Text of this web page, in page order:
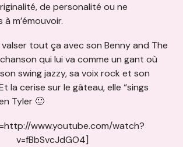
de personalité ou ne
m’émouvoir.
tout ça avec son Benny and The
qui lui va comme un gant où
swing jazzy, sa voix rock et son
la cerise sur le gâteau, elle “sings
Tyler 🙂
www.youtube.com/watch?
v=fBbSvcJdGO4]